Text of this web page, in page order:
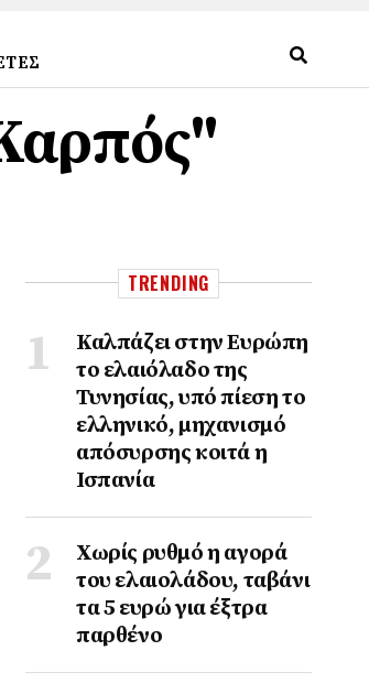
TRENDING
Καλπάζει στην Ευρώπη
το ελαιόλαδο της
Τυνησίας, υπό πίεση το
ελληνικό, μηχανισμό
απόσυρσης κοιτά η
Ισπανία
Χωρίς ρυθμό η αγορά
του ελαιολάδου, ταβάνι
τα 5 ευρώ για έξτρα
παρθένο